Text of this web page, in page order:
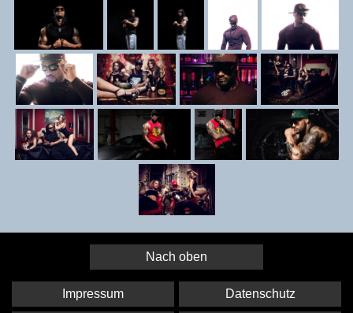
Nach oben
Impressum Datenschutz